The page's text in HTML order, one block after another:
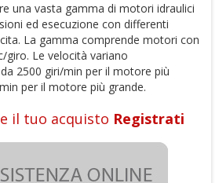
una vasta gamma di motori idraulici
ed esecuzione con differenti
La gamma comprende motori con
giro. Le velocità variano
2500 giri/min per il motore più
per il motore più grande.
il tuo acquisto Registrati